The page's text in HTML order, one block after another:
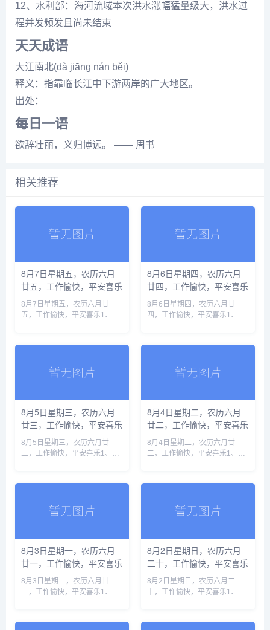
12、水利部：海河流域本次洪水涨幅猛量级大，洪水过
程并发频发且尚未结束
天天成语
大江南北(dà jiāng nán běi)
释义：指靠临长江中下游两岸的广大地区。
出处：
每日一语
欲辞壮丽，义归博远。 —— 周书
相关推荐
8月7日星期五，农历六月
廿五，工作愉快，平安喜乐
8月7日星期五，农历六月廿
五，工作愉快，平安喜乐1、泰
8月6日星期四，农历六月
廿四，工作愉快，平安喜乐
8月6日星期四，农历六月廿
四，工作愉快，平安喜乐1、地
8月5日星期三，农历六月
廿三，工作愉快，平安喜乐
8月5日星期三，农历六月廿
三，工作愉快，平安喜乐1、韩
8月4日星期二，农历六月
廿二，工作愉快，平安喜乐
8月4日星期二，农历六月廿
二，工作愉快，平安喜乐1、西
8月3日星期一，农历六月
廿一，工作愉快，平安喜乐
8月3日星期一，农历六月廿
一，工作愉快，平安喜乐1、中
8月2日星期日，农历六月
二十，工作愉快，平安喜乐
8月2日星期日，农历六月二
十，工作愉快，平安喜乐1、3